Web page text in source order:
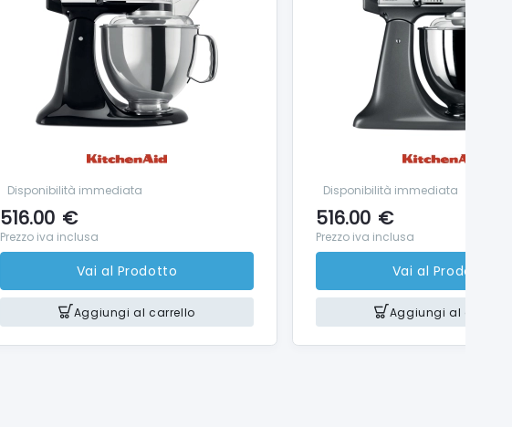
Disponibilità immediata
516.00 €
Prezzo iva inclusa
Vai al Prodotto
Aggiungi al carrello
Disponibilità immediata
516.00 €
Prezzo iva inclusa
Vai al Prodotto
Aggiungi al carrello